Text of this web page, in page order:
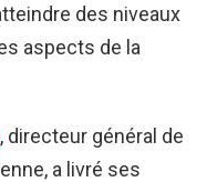
des niveaux
aspects de la
, directeur général de
a livré ses